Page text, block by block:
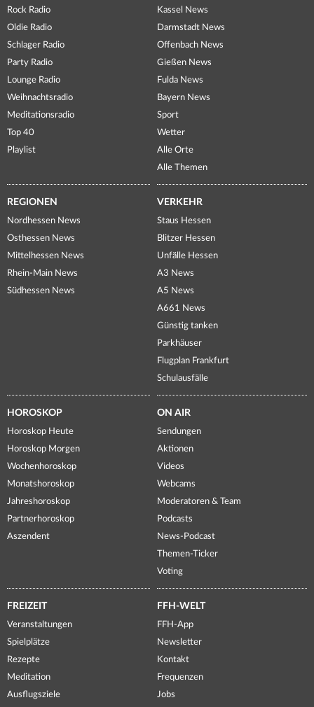
Rock Radio
Oldie Radio
Schlager Radio
Party Radio
Lounge Radio
Weihnachtsradio
Meditationsradio
Top 40
Playlist
Kassel News
Darmstadt News
Offenbach News
Gießen News
Fulda News
Bayern News
Sport
Wetter
Alle Orte
Alle Themen
REGIONEN
Nordhessen News
Osthessen News
Mittelhessen News
Rhein-Main News
Südhessen News
VERKEHR
Staus Hessen
Blitzer Hessen
Unfälle Hessen
A3 News
A5 News
A661 News
Günstig tanken
Parkhäuser
Flugplan Frankfurt
Schulausfälle
HOROSKOP
Horoskop Heute
Horoskop Morgen
Wochenhoroskop
Monatshoroskop
Jahreshoroskop
Partnerhoroskop
Aszendent
ON AIR
Sendungen
Aktionen
Videos
Webcams
Moderatoren & Team
Podcasts
News-Podcast
Themen-Ticker
Voting
FREIZEIT
Veranstaltungen
Spielplätze
Rezepte
Meditation
Ausflugsziele
FFH-WELT
FFH-App
Newsletter
Kontakt
Frequenzen
Jobs